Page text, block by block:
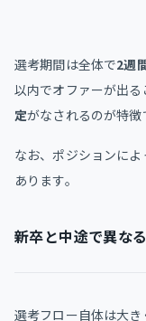
選考期間は全体で2週
以内でオファーが出る
定がなされるのが特徴
なお、ポジションに
あります。
新卒と中途で異な
選考フロー自体は大